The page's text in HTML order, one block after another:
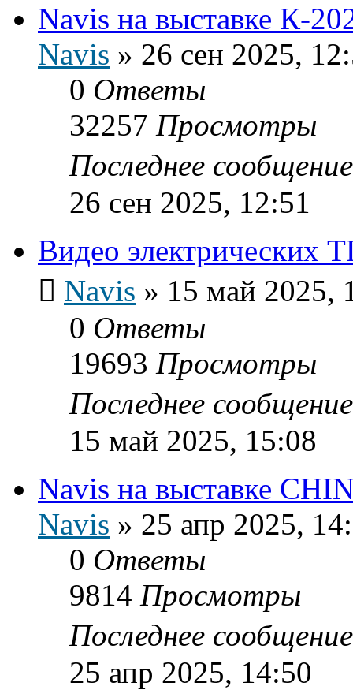
Navis на выставке К-
Navis » 26 сен 2025,
0 Ответы
32257 Просмотры
Последнее
26 сен 2025, 12:51
Видео электрических
Navis » 15 май 2025,
0 Ответы
19693 Просмотры
Последнее
15 май 2025, 15:08
Navis на выставке
Navis » 25 апр 2025,
0 Ответы
9814 Просмотры
Последнее
25 апр 2025, 14:50